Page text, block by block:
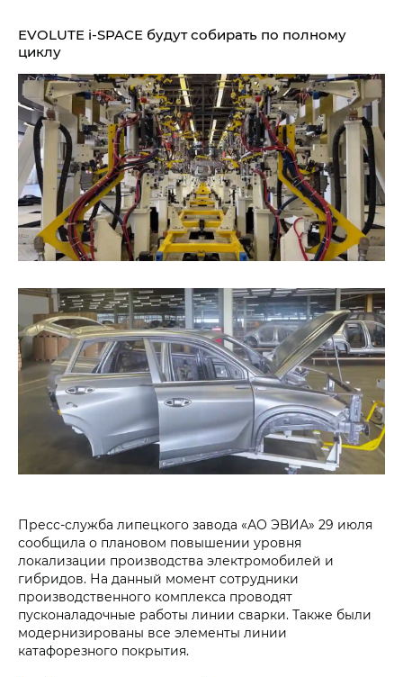
EVOLUTE i‑SPACE будут собирать по полному
циклу
Пресс-служба липецкого завода «АО ЭВИА» 29 июля
сообщила о плановом повышении уровня
локализации производства электромобилей и
гибридов. На данный момент сотрудники
производственного комплекса проводят
пусконаладочные работы линии сварки. Также были
модернизированы все элементы линии
катафорезного покрытия.